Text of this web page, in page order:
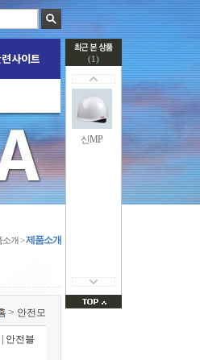
사이트
소개 >제품소개
> 안전모
안전블
(1)
신MP